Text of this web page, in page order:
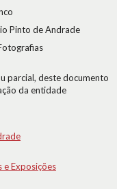
Pinto de Andrade
parcial, deste documento
da entidade
e Exposições